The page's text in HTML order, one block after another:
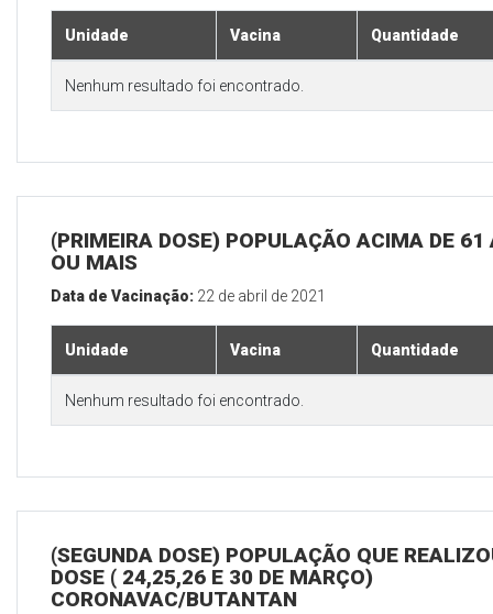
Unidade Vacina Quantidade
Nenhum resultado foi encontrado.
(PRIMEIRA DOSE) POPULAÇÃO ACIMA DE 61
OU MAIS
Data de Vacinação: 22 de abril de 2021
Unidade Vacina Quantidade
Nenhum resultado foi encontrado.
(SEGUNDA DOSE) POPULAÇÃO QUE
DOSE ( 24,25,26 E 30 DE MARÇO)
CORONAVAC/BUTANTAN